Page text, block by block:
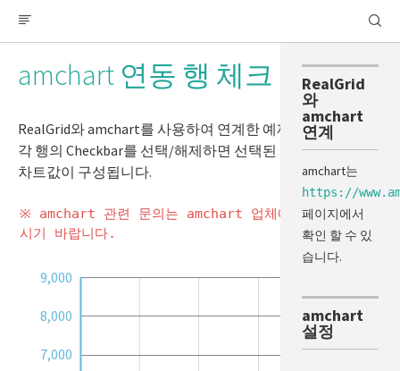
RealGrid RealPivot
엑셀 내보내기
Excel Export
Excel - Row Group
Excel - Column Merge
Excel - Merged Row Group
Export DocumentTitle
Excel - MultiExport
ExportToCsv
성능
스크롤 성능 테스트 2
amchart 연동 행 체크
RealGrid와 amchart를 사용하여 연계한 예제입니다.
각 행의 Checkbar를 선택/해제하면 선택된 행의 데이터로
차트값이 구성됩니다.
※ amchart 관련 문의는 amchart 업체에 문의를 해주
시기 바랍니다.
7,000
8,000
9,000
RealGrid
와
amchart
연계
amchart는
https://
페이지에서
확인 할 수 있
습니다.
amchart
설정